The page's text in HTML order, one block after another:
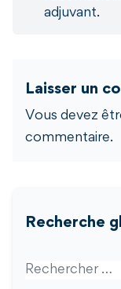
adjuvant.
Laisser un
Vous devez
commentaire.
Recherche
Search for: